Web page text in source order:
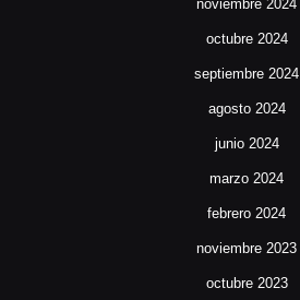
noviembre 2024
octubre 2024
septiembre 2024
agosto 2024
junio 2024
marzo 2024
febrero 2024
noviembre 2023
octubre 2023